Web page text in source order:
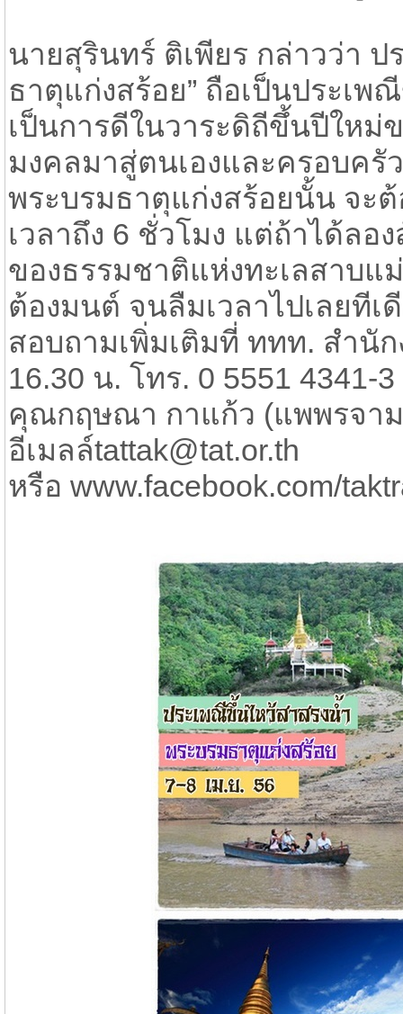
นายสุรินทร์ ติเพียร กล่าวว่า
ธาตุแก่งสร้อย” ถือเป็นประเ
เป็นการดีในวาระดิถีขึ้นปีใหม่
มงคลมาสู่ตนเองและครอบครั
พระบรมธาตุแก่งสร้อยนั้น จะ
เวลาถึง 6 ชั่วโมง แต่ถ้าได้ลอ
ของธรรมชาติแห่งทะเลสาบแ
ต้องมนต์ จนลืมเวลาไปเลยทีเ
สอบถามเพิ่มเติมที่ ททท. สำนั
16.30 น. โทร. 0 5551 4341-
คุณกฤษณา กาแก้ว (แพพรจาม
อีเมลล์​tattak@tat.or.th
หรือ www.facebook.com/